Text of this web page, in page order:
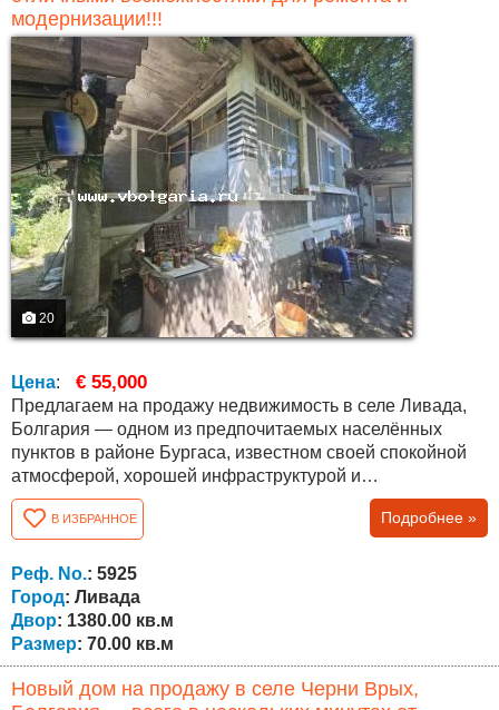
модернизации!!!
20
Цена: € 55,000
Предлагаем на продажу недвижимость в селе Ливада,
Болгария — одном из предпочитаемых населённых
пунктов в районе Бургаса, известном своей спокойной
атмосферой, хорошей инфраструктурой и
международным сообществом иностранных жителей.
Дом имеет жилую площадь 70 кв.м и отличается прочной
конструкцией. Недвижимость предоставляет отличные
возможности для ремонта и модернизации в
соответствии с предпочтениями будущего...
В ИЗБРАННОЕ Подробнее »
Реф. No.: 5925
Город: Ливада
Двор: 1380.00 кв.м
Размер: 70.00 кв.м
Новый дом на продажу в селе Черни Врых,